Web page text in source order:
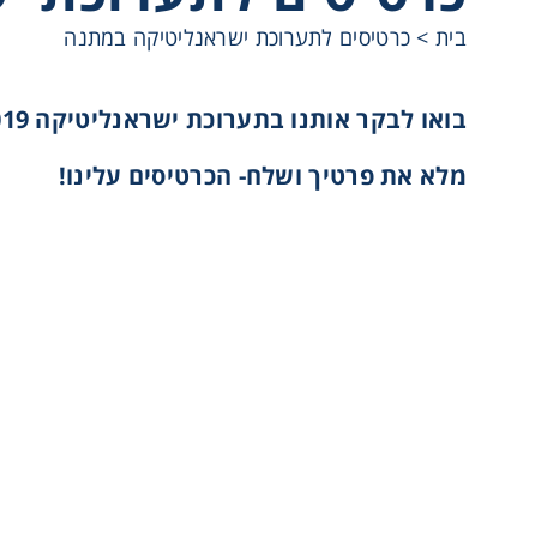
בית > כרטיסים לתערוכת ישראנליטיקה במתנה
בואו לבקר אותנו בתערוכת ישראנליטיקה 2019!
מלא את פרטיך ושלח- הכרטיסים עלינו!
Heating